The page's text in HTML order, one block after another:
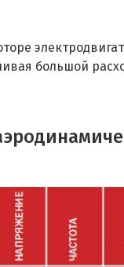
большой